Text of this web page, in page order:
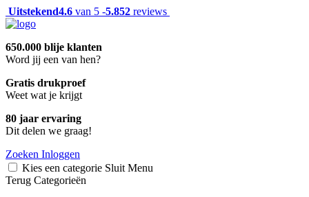
Uitstekend4.6 van 5 -5.852 reviews
650.000 blije klanten
Word jij een van hen?
Gratis drukproef
Weet wat je krijgt
80 jaar ervaring
Dit delen we graag!
Zoeken Inloggen
Kies een categorie Sluit Menu
Terug Categorieën